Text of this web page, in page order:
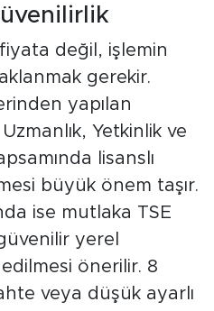
değil, işlemin
gerekir.
yapılan
Yetkinlik ve
lisanslı
büyük önem taşır.
ise mutlaka TSE
yerel
önerilir. 8
veya düşük ayarlı